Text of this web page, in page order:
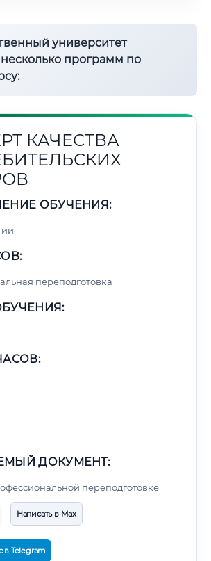
университет
несколько программ по
КАЧЕСТВА
ОБУЧЕНИЯ:
переподготовка
ДОКУМЕНТ:
переподготовке
Написать в Max
в Telegram